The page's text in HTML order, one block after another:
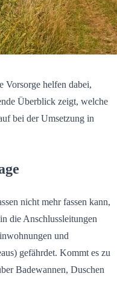
Vorsorge helfen dabei,
Überblick zeigt, welche
bei der Umsetzung in
nicht mehr fassen kann,
die Anschlussleitungen
und
gefährdet. Kommt es zu
Badewannen, Duschen